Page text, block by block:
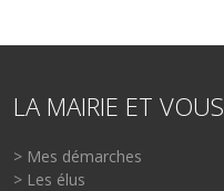
LA MAIRIE ET VOUS
> Mes démarches
> Les élus